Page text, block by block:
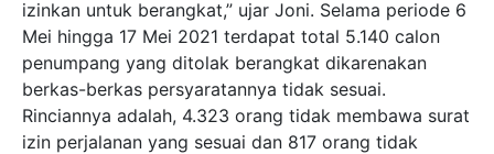
izinkan untuk berangkat,” ujar Joni. Selama periode 6
Mei hingga 17 Mei 2021 terdapat total 5.140 calon
penumpang yang ditolak berangkat dikarenakan
berkas-berkas persyaratannya tidak sesuai.
Rinciannya adalah, 4.323 orang tidak membawa surat
izin perjalanan yang sesuai dan 817 orang tidak